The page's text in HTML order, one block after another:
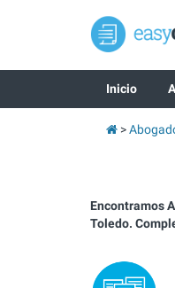
Inicio
Encontramos
Toledo.